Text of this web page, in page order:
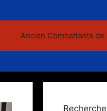
Ancien Combattants